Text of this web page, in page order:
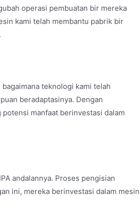
operasi pembuatan bir mereka
kami telah membantu pabrik bir
teknologi kami telah
beradaptasinya. Dengan
manfaat berinvestasi dalam
andalannya. Proses pengisian
ini, mereka berinvestasi dalam mesin